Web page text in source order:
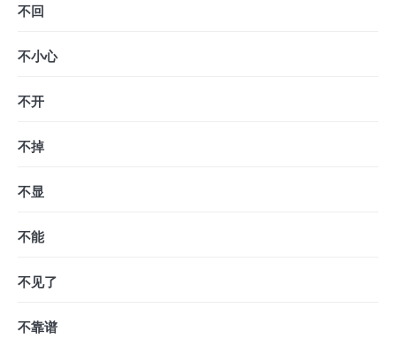
不回
不小心
不开
不掉
不显
不能
不见了
不靠谱